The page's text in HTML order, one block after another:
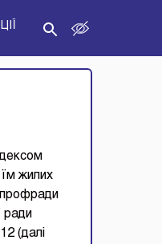
жилих
ради
(далі